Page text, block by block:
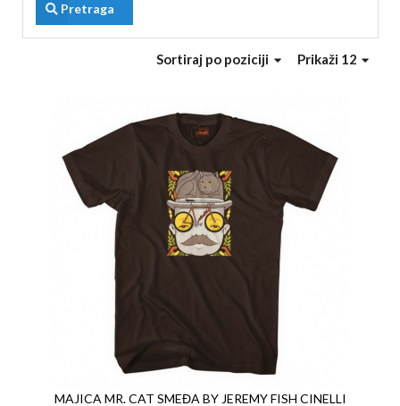
Pretraga
Prikaži 12
Sortiraj po poziciji
MAJICA MR. CAT SMEĐA BY JEREMY FISH CINELLI